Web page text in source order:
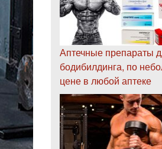
Аптечные препараты
бодибилдинга, по
цене в любой аптеке